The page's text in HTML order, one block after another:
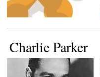
Charlie Parker